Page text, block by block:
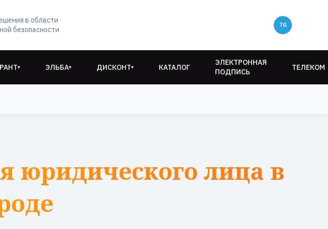
в области
безопасности
▾ ЭЛЬБА▾ ДИСКОНТ▾ КАТАЛОГ
ЭЛЕКТРОННАЯ
ПОДПИСЬ
ТЕЛЕКОМ
юридического лица в